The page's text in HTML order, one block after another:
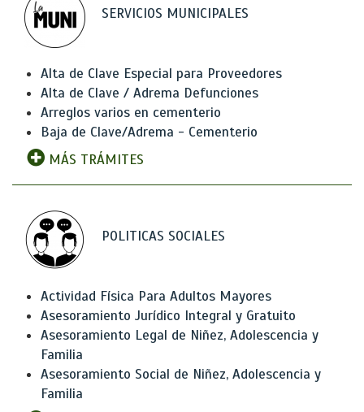
SERVICIOS MUNICIPALES
Alta de Clave Especial para Proveedores
Alta de Clave / Adrema Defunciones
Arreglos varios en cementerio
Baja de Clave/Adrema - Cementerio
MÁS TRÁMITES
POLITICAS SOCIALES
Actividad Física Para Adultos Mayores
Asesoramiento Jurídico Integral y Gratuito
Asesoramiento Legal de Niñez, Adolescencia y
Familia
Asesoramiento Social de Niñez, Adolescencia y
Familia